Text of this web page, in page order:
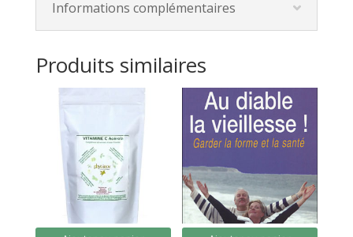
Informations complémentaires
Produits similaires